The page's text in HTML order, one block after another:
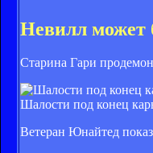
Невилл может
Старина Гари
Шалости под конец
Ветеран Юнайтед